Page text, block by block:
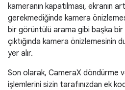
kameranın kapatılması, ekranın
gerekmediğinde kamera
bir görüntülü arama gibi başka bir
çıktığında kamera önizlemesinin
yer alır.
Son olarak, CameraX döndürme
işlemlerini sizin tarafınızdan ek